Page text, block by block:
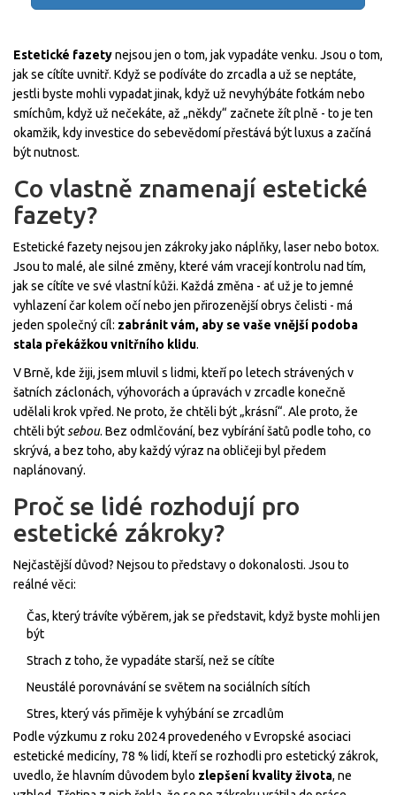
Estetické fazetynejsou jen o tom, jak vypadáte venku. Jsou o tom,
jak se cítíte uvnitř. Když se podíváte do zrcadla a už se neptáte,
jestli byste mohli vypadat jinak, když už nevyhýbáte fotkám nebo
smíchům, když už nečekáte, až „někdy“ začnete žít plně - to je ten
okamžik, kdy investice do sebevědomí přestává být luxus a začíná
být nutnost.
Co vlastně znamenají estetické
fazety?
Estetické fazety nejsou jen zákroky jako náplňky, laser nebo botox.
Jsou to malé, ale silné změny, které vám vracejí kontrolu nad tím,
jak se cítíte ve své vlastní kůži. Každá změna - ať už je to jemné
vyhlazení čar kolem očí nebo jen přirozenější obrys čelisti - má
jeden společný cíl: zabránit vám, aby se vaše vnější podoba
stala překážkou vnitřního klidu.
V Brně, kde žiji, jsem mluvil s lidmi, kteří po letech strávených v
šatních záclonách, výhovorách a úpravách v zrcadle konečně
udělali krok vpřed. Ne proto, že chtěli být „krásní“. Ale proto, že
chtěli býtsebou. Bez odmlčování, bez vybírání šatů podle toho, co
skrývá, a bez toho, aby každý výraz na obličeji byl předem
naplánovaný.
Proč se lidé rozhodují pro
estetické zákroky?
Nejčastější důvod? Nejsou to představy o dokonalosti. Jsou to
reálné věci:
Čas, který trávíte výběrem, jak se představit, když byste mohli jen
být
Strach z toho, že vypadáte starší, než se cítíte
Neustálé porovnávání se světem na sociálních sítích
Stres, který vás přiměje k vyhýbání se zrcadlům
Podle výzkumu z roku 2024 provedeného v Evropské asociaci
estetické medicíny, 78 % lidí, kteří se rozhodli pro estetický zákrok,
uvedlo, že hlavním důvodem bylo zlepšení kvality života, ne